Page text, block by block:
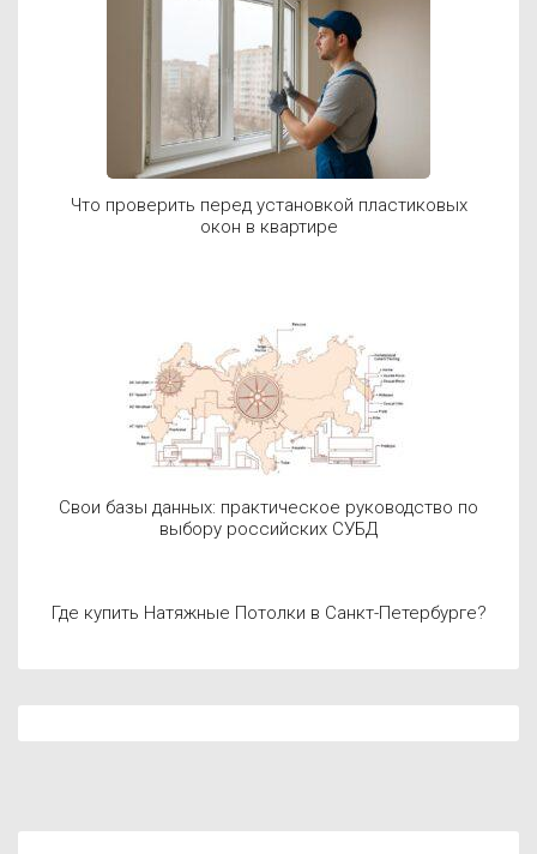
Что проверить перед установкой пластиковых
окон в квартире
Свои базы данных: практическое руководство по
выбору российских СУБД
Где купить Натяжные Потолки в Санкт-Петербурге?